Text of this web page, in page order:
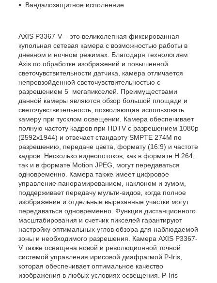
Вандалозащитное исполнение
AXIS P3367-V – это великолепная фиксированная
купольная сетевая камера с возможностью работы в
дневном и ночном режимах. Благодаря технологиям
Axis по обработке изображений и повышенной
светочувствительности датчика, камера отличается
непревзойденной светочувствительностью с
разрешением 5 мегапикселей. Преимуществами
данной камеры являются обзор большой площади и
светочувствительность, позволяющая использовать
камеру при тусклом освещении. Камера обеспечивает
полную частоту кадров при HDTV с разрешением 1080p
(2592x1944) и отвечает стандарту SMPTE 274M по
разрешению, передаче цвета, формату (16:9) и частоте
кадров. Несколько видеопотоков, как в формате H.264,
так и в формате Motion JPEG, могут передаваться
одновременно. Камера также имеет цифровое
управление панорамированием, наклоном и зумом,
поддерживает передачу мульти-видов, когда полное
изображение и отдельные вырезанные участки могут
передаваться одновременно. Функция дистанционного
масштабирования и счетчик пикселей гарантируют
настройку оптимальных углов обзора для наблюдаемой
зоны и необходимого разрешения. Камера AXIS P3367-
V также оснащена новой и революционной точной
системой управления ирисовой диафрагмой P-Iris,
которая обеспечивает оптимальное качество
изображения в любых условиях освещения. P-Iris